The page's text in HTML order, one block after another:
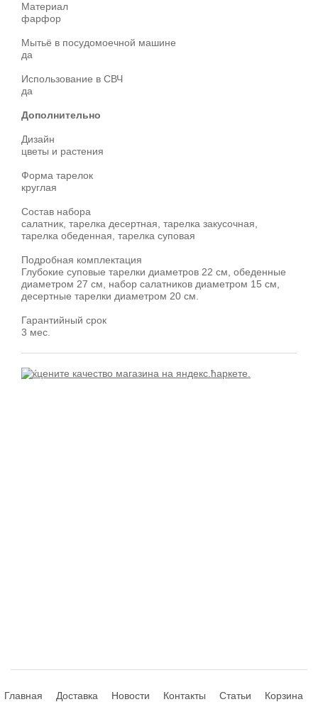
Материал
фарфор
Мытьё в посудомоечной машине
да
Использование в СВЧ
да
Дополнительно
Дизайн
цветы и растения
Форма тарелок
круглая
Состав набора
салатник, тарелка десертная, тарелка закусочная,
тарелка обеденная, тарелка суповая
Подробная комплектация
Глубокие суповые тарелки диаметров 22 см, обеденные
диаметром 27 см, набор салатников диаметром 15 см,
десертные тарелки диаметром 20 см.
Гарантийный срок
3 мес.
Главная Доставка Новости Контакты Статьи Корзина